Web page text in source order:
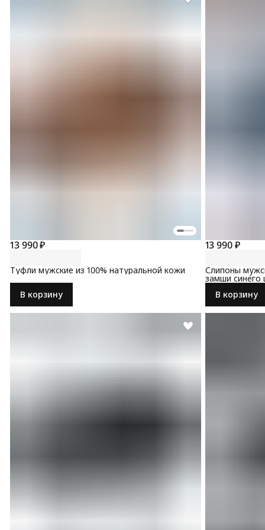
13 990 ₽
Туфли мужские из 100% натуральной кожи
В корзину
13 990 ₽
Слипоны
замши синего
В корзину